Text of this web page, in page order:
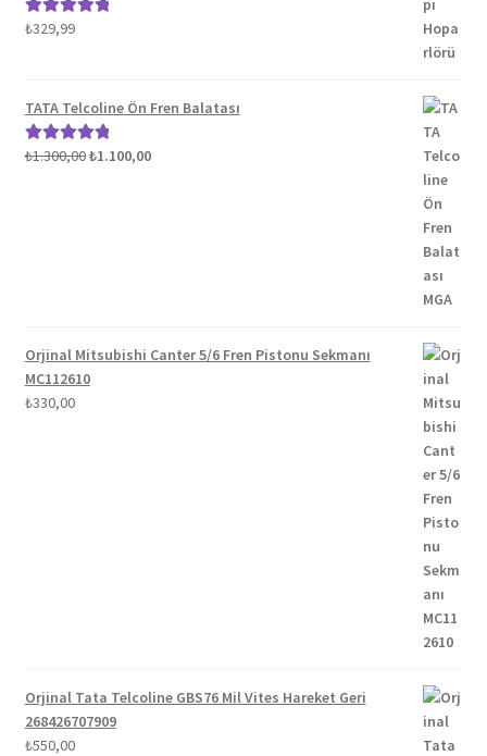
5 üzerinden
₺329,99
TATA Telcoline Ön Fren Balatası
5 üzerinden
₺1.300,00Orijinal
₺1.100,00Şu
Orjinal Mitsubishi Canter 5/6 Fren Pistonu Sekmanı
MC112610
₺330,00
Orjinal Tata Telcoline GBS76 Mil Vites Hareket Geri
268426707909
₺550,00